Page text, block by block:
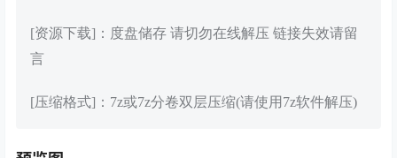
[资源下载]：度盘储存 请切勿在线解压 链接失效请留
言
[压缩格式]：7z或7z分卷双层压缩(请使用7z软件解压)